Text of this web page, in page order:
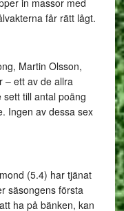
in massor med
får rätt lågt.
Martin Olsson,
– ett av de allra
till antal poäng
Ingen av dessa sex
(5.4) har tjänat
säsongens första
ha på bänken, kan